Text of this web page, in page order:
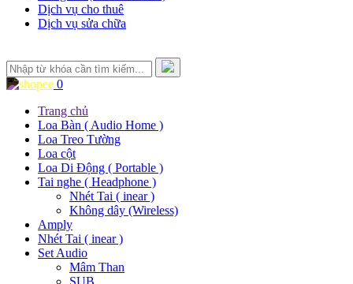
Dịch vụ cho thuê
Dịch vụ sửa chữa
0
Trang chủ
Loa Bàn ( Audio Home )
Loa Treo Tường
Loa cột
Loa Di Động ( Portable )
Tai nghe ( Headphone )
Nhét Tai ( inear )
Không dây (Wireless)
Amply
Nhét Tai ( inear )
Set Audio
Mâm Than
SUB